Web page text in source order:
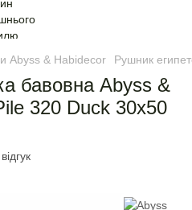
Abyss & Habidecor Рушник
бавовна Abyss &
320 Duck 30х50